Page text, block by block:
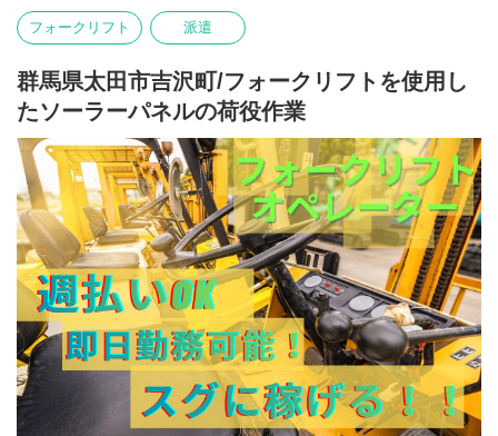
【マイカー・バイク通勤OK】
太田市内はもちろん、伊勢崎市や大泉町、足利市方面からのマイ
【通勤手段】
通勤手段： マイカー通勤OK（車通勤）、バイク、自転車
駅」「細谷駅」からもアクセス良好です。太田市・伊勢崎市・邑
楽郡大泉町・栃木県足利市などから車で通勤しているスタッフ多
数活躍中！
マイカー通勤OK（駐車場あり）
制服貸与
・商品の検品・ピッキング・梱包（扱うのはペットフードがメイ
ンです）
※手順が決まったシンプル作業なので、ブランクがある方もすぐ
に慣れていただけます。
〇アクセス
弥富駅：車13分
※車・バイク通勤OK！
※桑名市、川越町、弥富市、愛西市、蟹江町から通勤している
方もいます！
〇求人特徴
・車・バイク通勤可
・交通費規定内支給
・資格保有者優遇
・制服貸与
・ヘルメット貸与
・残業代全額支給
・週払いOK
・誕生日月にプレゼント支給(規定あり)
フォークリフト 派遣
群馬県太田市吉沢町/フォークリフトを使用し
たソーラーパネルの荷役作業